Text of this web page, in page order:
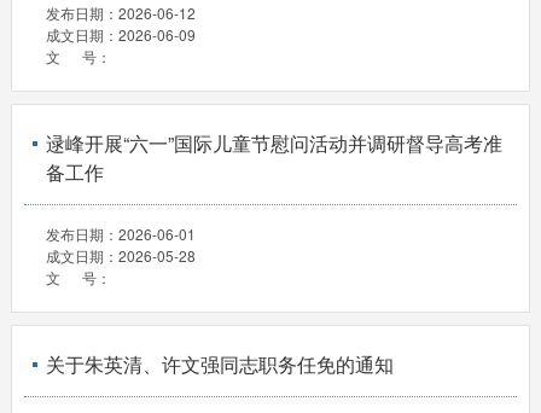
发布日期： 2026-06-12
成文日期： 2026-06-09
文 号：
逯峰开展“六一”国际儿童节慰问活动并调研督导高考准
备工作
发布日期： 2026-06-01
成文日期： 2026-05-28
文 号：
关于朱英清、许文强同志职务任免的通知